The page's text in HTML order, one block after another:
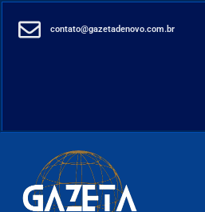
contato@gazetadenovo.com.br